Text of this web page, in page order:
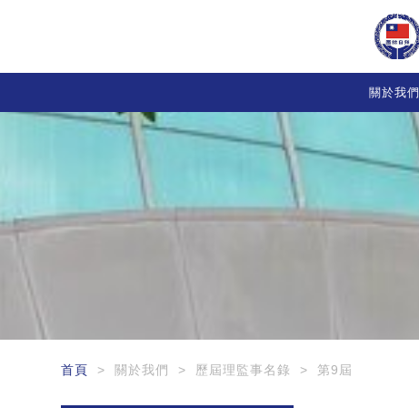
關於我們
首頁 > 關於我們 > 歷屆理監事名錄 > 第9屆